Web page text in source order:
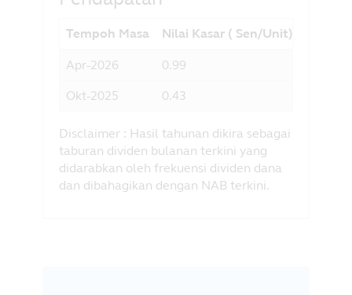
Tempoh Masa Nilai Kasar ( Sen/Unit)]
Apr-2026 0.99
Okt-2025 0.43
Disclaimer : Hasil tahunan dikira sebagai
taburan dividen bulanan terkini yang
didarabkan oleh frekuensi dividen dana
dan dibahagikan dengan NAB terkini.